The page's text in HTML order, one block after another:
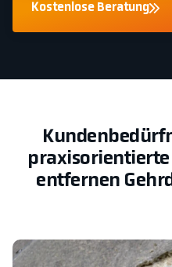
Kostenlose Beratung
praxisorientierte
entfernen